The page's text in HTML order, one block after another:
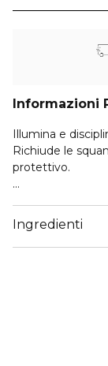
Informazioni
Illumina e
Richiude le
protettivo.
ATTIVI
Ingredienti